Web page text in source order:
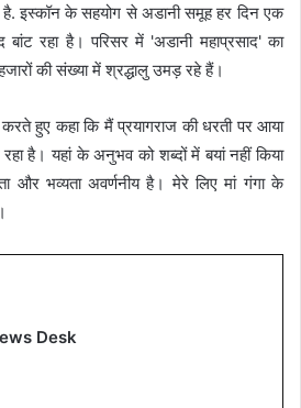
इस्कॉन के सहयोग से अडानी समूह हर दिन एक
बांट रहा है। परिसर में 'अडानी महाप्रसाद' का
की संख्या में श्रद्धालु उमड़ रहे हैं।
करते हुए कहा कि मैं प्रयागराज की धरती पर आया
है। यहां के अनुभव को शब्दों में बयां नहीं किया
और भव्यता अवर्णनीय है। मेरे लिए मां गंगा के
Desk